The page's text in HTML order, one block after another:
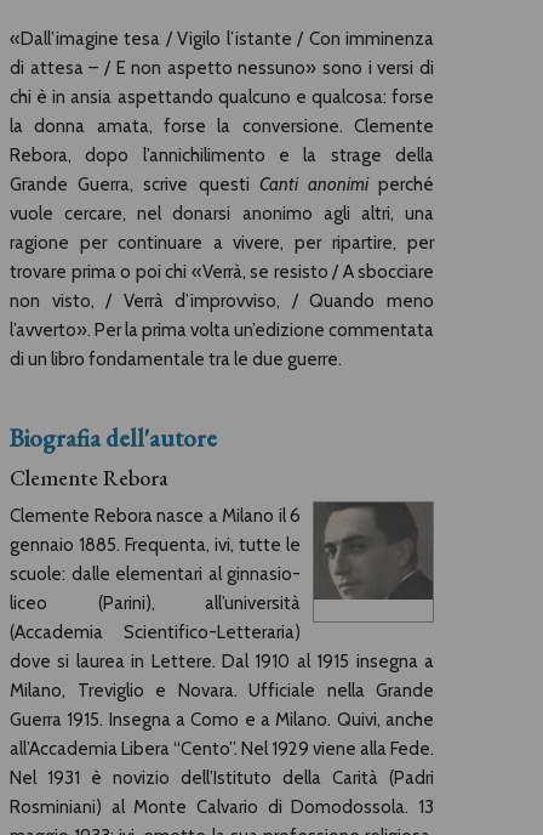
«Dall’imagine tesa / Vigilo l’istante / Con imminenza
di attesa – / E non aspetto nessuno» sono i versi di
chi è in ansia aspettando qualcuno e qualcosa: forse
la donna amata, forse la conversione. Clemente
Rebora, dopo l’annichilimento e la strage della
Grande Guerra, scrive questi Canti anonimiperché
vuole cercare, nel donarsi anonimo agli altri, una
ragione per continuare a vivere, per ripartire, per
trovare prima o poi chi «Verrà, se resisto / A sbocciare
non visto, / Verrà d’improvviso, / Quando meno
l’avverto». Per la prima volta un’edizione commentata
di un libro fondamentale tra le due guerre.
Biografia dell'autore
Clemente Rebora
Clemente Rebora nasce a Milano il 6
gennaio 1885. Frequenta, ivi, tutte le
scuole: dalle elementari al ginnasio-
liceo (Parini), all’università
(Accademia Scientifico-Letteraria)
dove si laurea in Lettere. Dal 1910 al 1915 insegna a
Milano, Treviglio e Novara. Ufficiale nella Grande
Guerra 1915. Insegna a Como e a Milano. Quivi, anche
all’Accademia Libera “Cento”. Nel 1929 viene alla Fede.
Nel 1931 è novizio dell’Istituto della Carità (Padri
Rosminiani) al Monte Calvario di Domodossola. 13